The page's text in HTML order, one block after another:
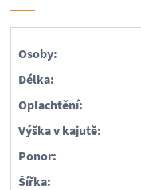
Osoby:
Délka:
Oplachtění:
Výška v kajutě:
Ponor:
Šířka: